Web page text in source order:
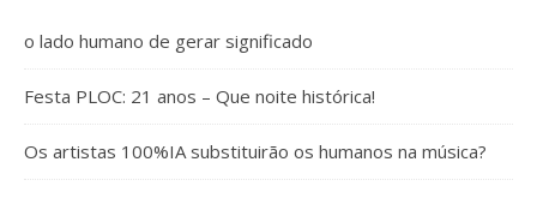
o lado humano de gerar significado
Festa PLOC: 21 anos – Que noite histórica!
Os artistas 100%IA substituirão os humanos na música?